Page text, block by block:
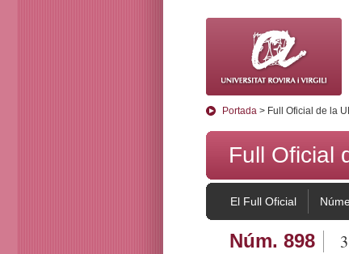
Portada > Full Oficial de la
Full Oficial
El Full Oficial
Núm. 898